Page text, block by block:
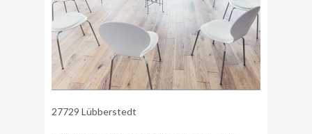
27729 Lübberstedt